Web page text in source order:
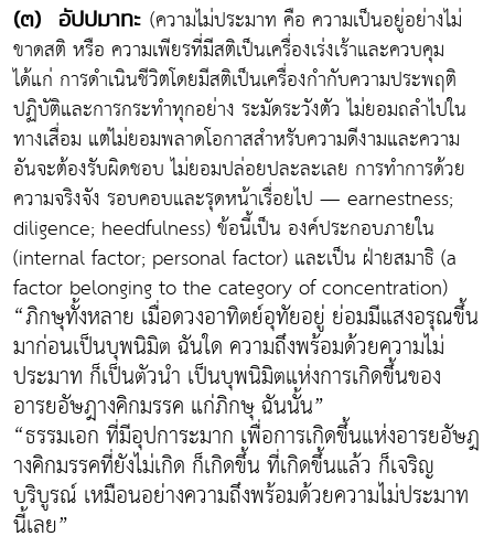
(๓) อัปปมาทะ (ความไม่ประมาท คือ ความเป็นอยู่อย่างไม่
ขาดสติ หรือ ความเพียรที่มีสติเป็นเครื่องเร่งเร้าและควบคุม
ได้แก่ การดำเนินชีวิตโดยมีสติเป็นเครื่องกำกับความประพฤติ
ปฏิบัติและการกระทำทุกอย่าง ระมัดระวังตัว ไม่ยอมถลำไปใน
ทางเสื่อม แต่ไม่ยอมพลาดโอกาสสำหรับความดีงามและความ
อันจะต้องรับผิดชอบ ไม่ยอมปล่อยปละละเลย การทำการด้วย
ความจริงจัง รอบคอบและรุดหน้าเรื่อยไป — earnestness;
diligence; heedfulness) ข้อนี้เป็น องค์ประกอบภายใน
(internal factor; personal factor) และเป็น ฝ่ายสมาธิ (a
factor belonging to the category of concentration)
“ภิกษุทั้งหลาย เมื่อดวงอาทิตย์อุทัยอยู่ ย่อมมีแสงอรุณขึ้น
มาก่อนเป็นบุพนิมิต ฉันใด ความถึงพร้อมด้วยความไม่
ประมาท ก็เป็นตัวนำ เป็นบุพนิมิตแห่งการเกิดขึ้นของ
อารยอัษฎางคิกมรรค แก่ภิกษุ ฉันนั้น”
“ธรรมเอก ที่มีอุปการะมาก เพื่อการเกิดขึ้นแห่งอารยอัษฎ
างคิกมรรคที่ยังไม่เกิด ก็เกิดขึ้น ที่เกิดขึ้นแล้ว ก็เจริญ
บริบูรณ์ เหมือนอย่างความถึงพร้อมด้วยความไม่ประมาท
นี้เลย”